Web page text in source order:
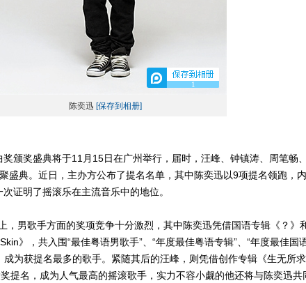
1
陈奕迅 [保存到相册]
奖盛典将于11月15日在广州举行，届时，汪峰、钟镇涛、周笔畅
盛典。近日，主办方公布了提名名单，其中陈奕迅以9项提名领跑，
证明了摇滚乐在主流音乐中的地位。
男歌手方面的奖项竞争十分激烈，其中陈奕迅凭借国语专辑《？》
》，共入围“最佳粤语男歌手”、“年度最佳粤语专辑”、“年度最佳国
成为获提名最多的歌手。紧随其后的汪峰，则凭借创作专辑《生无所
提名，成为人气最高的摇滚歌手，实力不容小觑的他还将与陈奕迅共